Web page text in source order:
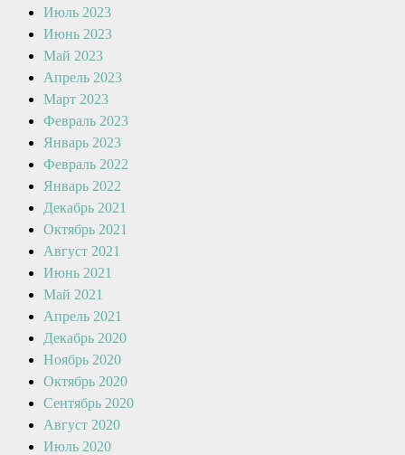
Июль 2023
Июнь 2023
Май 2023
Апрель 2023
Март 2023
Февраль 2023
Январь 2023
Февраль 2022
Январь 2022
Декабрь 2021
Октябрь 2021
Август 2021
Июнь 2021
Май 2021
Апрель 2021
Декабрь 2020
Ноябрь 2020
Октябрь 2020
Сентябрь 2020
Август 2020
Июль 2020